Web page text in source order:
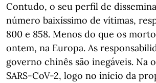
Contudo, o seu perfil de
número baixíssimo de vítimas,
800 e 858. Menos do que os
ontem, na Europa. As
governo chinês são inegáveis. Na
SARS-CoV-2, logo no início da